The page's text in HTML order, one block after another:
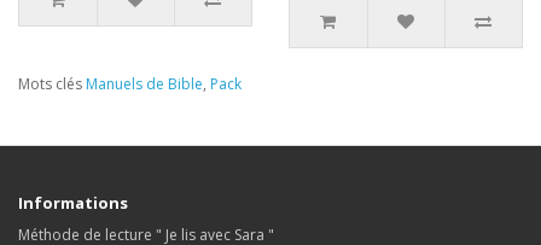
Mots clés Manuels de Bible, Pack
Informations
Méthode de lecture " Je lis avec Sara "